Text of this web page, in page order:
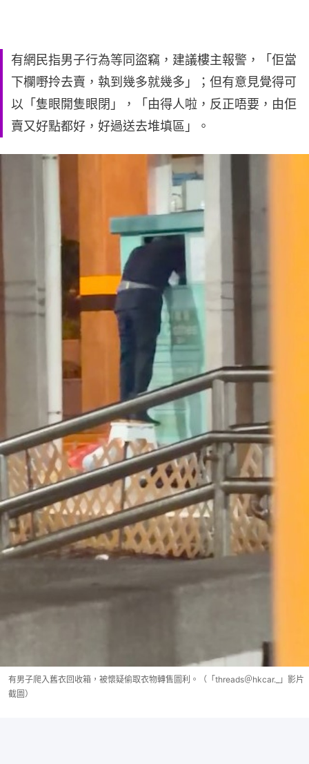
有網民指男子行為等同盜竊，建議樓主報警，「佢當
下欄嘢拎去賣，執到幾多就幾多」；但有意見覺得可
以「隻眼開隻眼閉」，「由得人啦，反正唔要，由佢
賣又好點都好，好過送去堆填區」。
有男子爬入舊衣回收箱，被懷疑偷取衣物轉售圖利。（「threads＠hkcar._」影片
截圖）